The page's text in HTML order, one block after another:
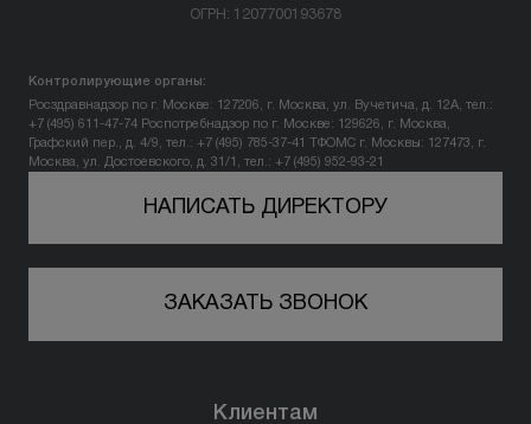
Контакты
+7 (800) 301 17 54
ул. Достоевского, д. 106
ОГРН: 1207700193678
Контролирующие органы:
Росздравнадзор по г. Москве: 127206, г. Москва, ул. Вучетича, д. 12А, тел.:
+7 (495) 611-47-74 Роспотребнадзор по г. Москве: 129626, г. Москва,
Графский пер., д. 4/9, тел.: +7 (495) 785-37-41
ТФОМС г. Москвы: 127473, г.
Москва, ул. Достоевского, д. 31/1, тел.: +7 (495) 952-93-21
НАПИСАТЬ ДИРЕКТОРУ
ЗАКАЗАТЬ ЗВОНОК
Клиентам